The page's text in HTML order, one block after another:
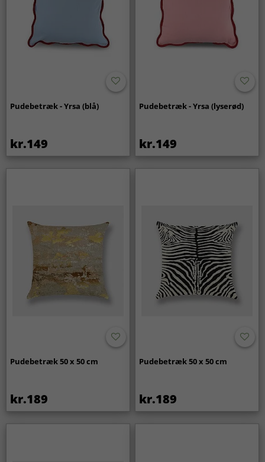
Pudebetræk - Yrsa (blå)
kr.149
Pudebetræk - Yrsa (lyserød)
kr.149
Pudebetræk 50 x 50 cm
kr.189
Pudebetræk 50 x 50 cm
kr.189